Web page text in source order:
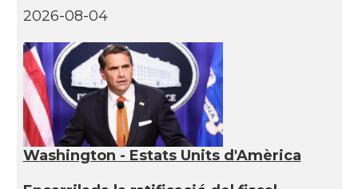
2026-08-04
Washington - Estats Units d'Amèrica